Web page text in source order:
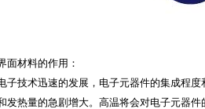
面材料的作用：
子技术迅速的发展，电子元器件的集成程
发热量的急剧增大。高温将会对电子元器